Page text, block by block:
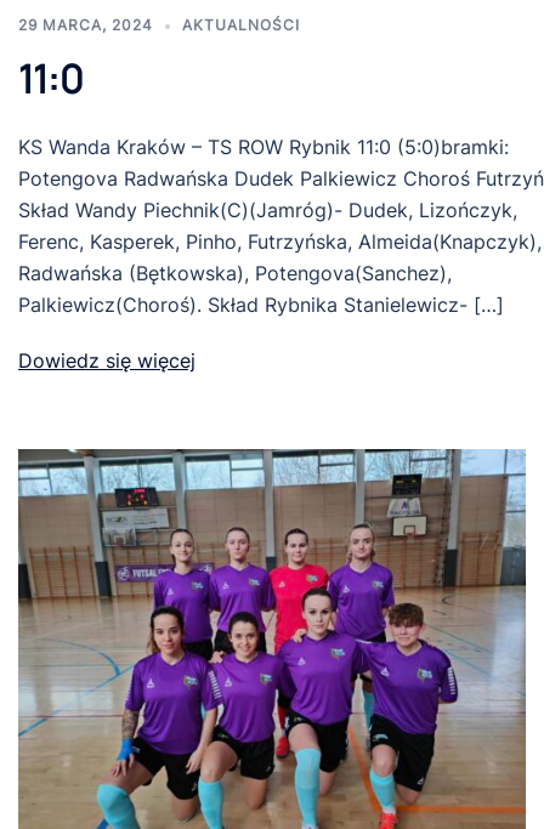
29 MARCA, 2024 AKTUALNOŚCI
11:0
KS Wanda Kraków – TS ROW Rybnik 11:0 (5:0)bramki:
Potengova Radwańska Dudek Palkiewicz Choroś
Skład Wandy Piechnik(C)(Jamróg)- Dudek, Lizończyk,
Ferenc, Kasperek, Pinho, Futrzyńska, Almeida(Knapczyk),
Radwańska (Bętkowska), Potengova(Sanchez),
Palkiewicz(Choroś). Skład Rybnika Stanielewicz- […]
Dowiedz się więcej